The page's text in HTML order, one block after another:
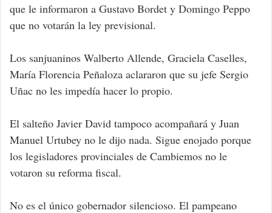
que le informaron a Gustavo Bordet y Domingo Peppo
que no votarán la ley previsional.
Los sanjuaninos Walberto Allende, Graciela Caselles,
María Florencia Peñaloza aclararon que su jefe Sergio
Uñac no les impedía hacer lo propio.
El salteño Javier David tampoco acompañará y Juan
Manuel Urtubey no le dijo nada. Sigue enojado porque
los legisladores provinciales de Cambiemos no le
votaron su reforma fiscal.
No es el único gobernador silencioso. El pampeano